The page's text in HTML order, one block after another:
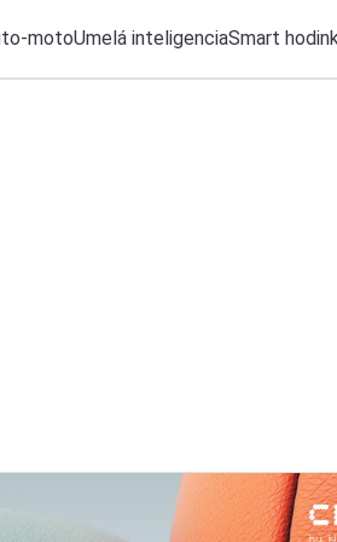
motoUmelá inteligenciaSmart